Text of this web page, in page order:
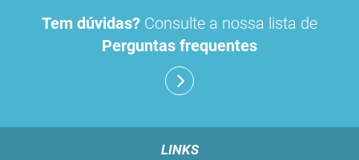
Tem dúvidas? Consulte a nossa lista de
Perguntas frequentes
LINKS